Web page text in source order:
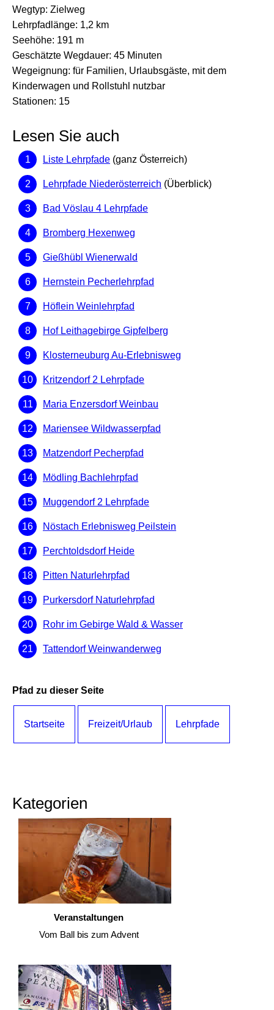
Wegtyp: Zielweg
Lehrpfadlänge: 1,2 km
Seehöhe: 191 m
Geschätzte Wegdauer: 45 Minuten
Wegeignung: für Familien, Urlaubsgäste, mit dem
Kinderwagen und Rollstuhl nutzbar
Stationen: 15
Lesen Sie auch
Liste Lehrpfade (ganz Österreich)
Lehrpfade Niederösterreich (Überblick)
Bad Vöslau 4 Lehrpfade
Bromberg Hexenweg
Gießhübl Wienerwald
Hernstein Pecherlehrpfad
Höflein Weinlehrpfad
Hof Leithagebirge Gipfelberg
Klosterneuburg Au-Erlebnisweg
Kritzendorf 2 Lehrpfade
Maria Enzersdorf Weinbau
Mariensee Wildwasserpfad
Matzendorf Pecherpfad
Mödling Bachlehrpfad
Muggendorf 2 Lehrpfade
Nöstach Erlebnisweg Peilstein
Perchtoldsdorf Heide
Pitten Naturlehrpfad
Purkersdorf Naturlehrpfad
Rohr im Gebirge Wald & Wasser
Tattendorf Weinwanderweg
Pfad zu dieser Seite
Startseite Freizeit/Urlaub Lehrpfade
Kategorien
Veranstaltungen
Vom Ball bis zum Advent